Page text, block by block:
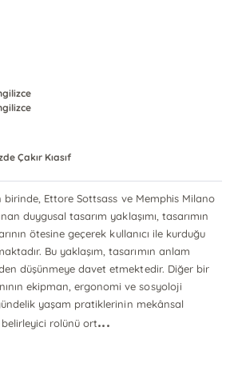
Çakır Kıasıf
birinde, Ettore Sottsass ve Memphis Milano
duygusal tasarım yaklaşımı, tasarımın
ötesine geçerek kullanıcı ile kurduğu
Bu yaklaşım, tasarımın anlam
düşünmeye davet etmektedir. Diğer bir
ekipman, ergonomi ve sosyoloji
yaşam pratiklerinin mekânsal
rolünü ort...